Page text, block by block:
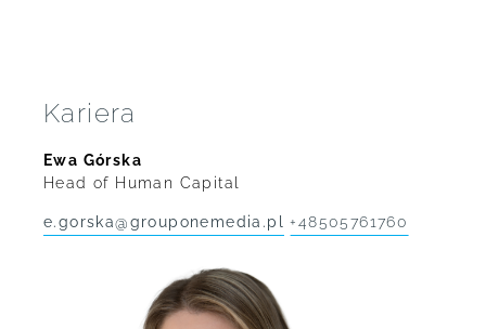
Brand Reputation Director
e.klepacka@labcon.pl
Kariera